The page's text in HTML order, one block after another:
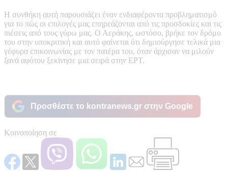
Η συνθήκη αυτή παρουσιάζει έναν ενδιαφέροντα προβληματισμό
για το πώς οι επιλογές μας επηρεάζονται από τις προσδοκίες και τις
πιέσεις από τους γύρω μας. Ο Αεράκης, ωστόσο, βρήκε τον δρόμο
του στην υποκριτική και αυτό φαίνεται ότι δημιούργησε τελικά μια
γέφυρα επικοινωνίας με τον πατέρα του, όταν άρχισαν να μιλούν
ξανά αφότου ξεκίνησε μια σειρά στην ΕΡΤ.
Προσθέστε το kontranews.gr στην Google
Κοινοποίηση σε